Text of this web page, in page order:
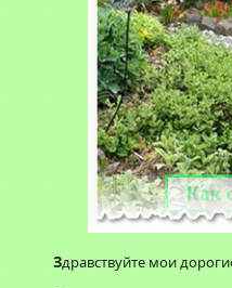
Здравствуйте мои